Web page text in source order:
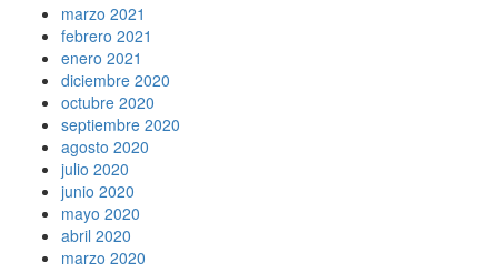
marzo 2021
febrero 2021
enero 2021
diciembre 2020
octubre 2020
septiembre 2020
agosto 2020
julio 2020
junio 2020
mayo 2020
abril 2020
marzo 2020